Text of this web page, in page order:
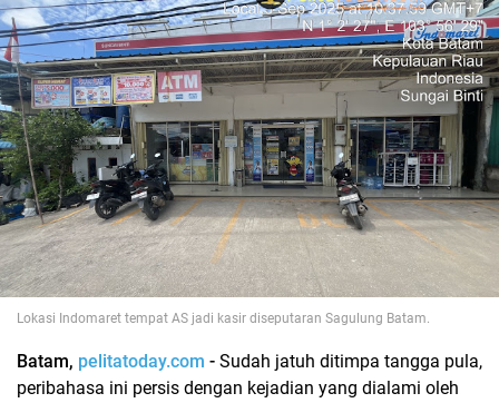
Lokasi Indomaret tempat AS jadi kasir diseputaran Sagulung Batam.
Batam, pelitatoday.com - Sudah jatuh ditimpa tangga pula,
peribahasa ini persis dengan kejadian yang dialami oleh